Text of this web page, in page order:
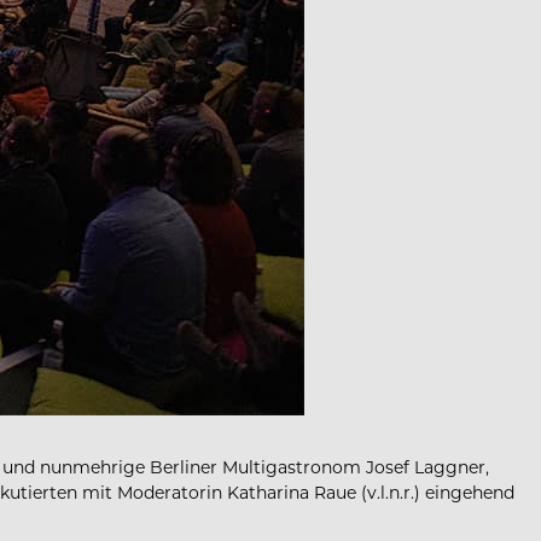
nunmehrige Berliner Multigastronom Josef Laggner,
mit Moderatorin Katharina Raue (v.l.n.r.) eingehend